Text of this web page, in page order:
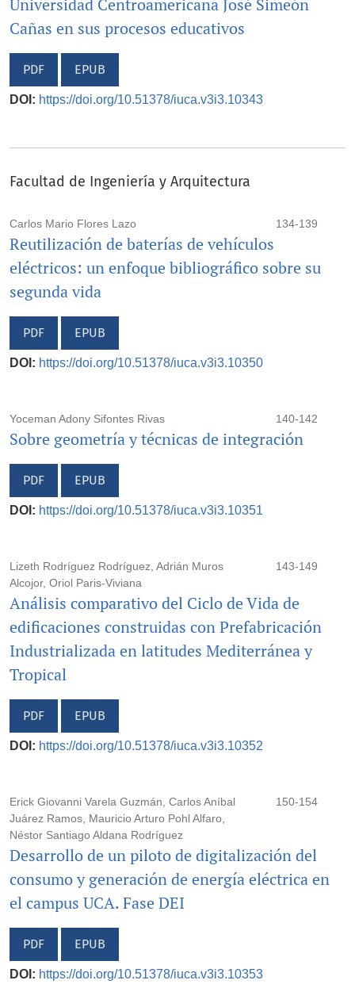
Universidad Centroamericana José Simeón
Cañas en sus procesos educativos
PDF EPUB
DOI: https://doi.org/10.51378/iuca.v3i3.10343
Facultad de Ingeniería y Arquitectura
Carlos Mario Flores Lazo 134-139
Reutilización de baterías de vehículos
eléctricos: un enfoque bibliográfico sobre su
segunda vida
PDF EPUB
DOI: https://doi.org/10.51378/iuca.v3i3.10350
Yoceman Adony Sifontes Rivas 140-142
Sobre geometría y técnicas de integración
PDF EPUB
DOI: https://doi.org/10.51378/iuca.v3i3.10351
Lizeth Rodríguez Rodríguez, Adrián Muros
Alcojor, Oriol Paris-Viviana
143-149
Análisis comparativo del Ciclo de Vida de
edificaciones construidas con Prefabricación
Industrializada en latitudes Mediterránea y
Tropical
PDF EPUB
DOI: https://doi.org/10.51378/iuca.v3i3.10352
Erick Giovanni Varela Guzmán, Carlos Aníbal
Juárez Ramos, Mauricio Arturo Pohl Alfaro,
Néstor Santiago Aldana Rodríguez
150-154
Desarrollo de un piloto de digitalización del
consumo y generación de energía eléctrica en
el campus UCA. Fase DEI
PDF EPUB
DOI: https://doi.org/10.51378/iuca.v3i3.10353